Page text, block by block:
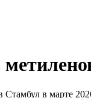
Стамбул в марте